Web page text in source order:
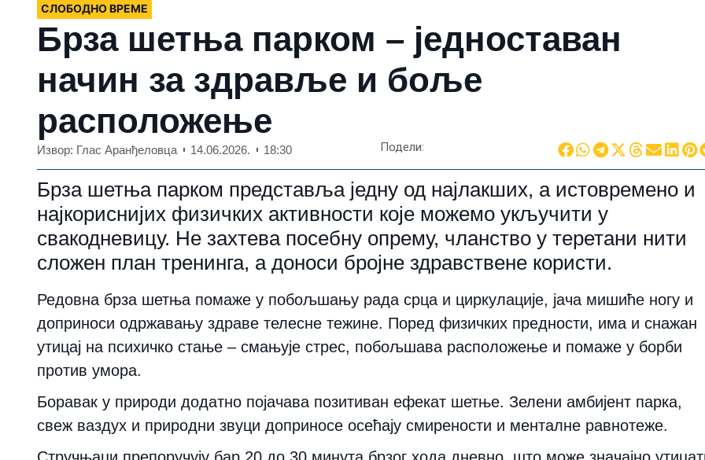
СЛОБОДНО ВРЕМЕ
Брза шетња парком – једноставан
начин за здравље и боље
расположење
Извор: Глас Аранђеловца 14.06.2026. 18:30 Подели:
Брза шетња парком представља једну од најлакших, а истовремено и
најкориснијих физичких активности које можемо укључити у
свакодневицу. Не захтева посебну опрему, чланство у теретани нити
сложен план тренинга, а доноси бројне здравствене користи.
Редовна брза шетња помаже у побољшању рада срца и циркулације, јача мишиће ногу и
доприноси одржавању здраве телесне тежине. Поред физичких предности, има и снажан
утицај на психичко стање – смањује стрес, побољшава расположење и помаже у борби
против умора.
Боравак у природи додатно појачава позитиван ефекат шетње. Зелени амбијент парка,
свеж ваздух и природни звуци доприносе осећају смирености и менталне равнотеже.